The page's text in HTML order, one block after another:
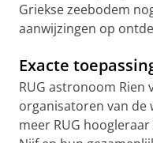
Griekse zeebodem
aanwijzingen op
Exacte
RUG astronoom Rien
organisatoren van de
meer RUG